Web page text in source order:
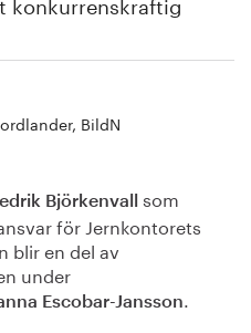
BildN
Björkenvall
som
för Jernkontorets
blir en del av
under
Escobar-Jansson.